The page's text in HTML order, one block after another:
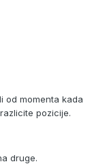
od momenta kada
pozicije.
druge.